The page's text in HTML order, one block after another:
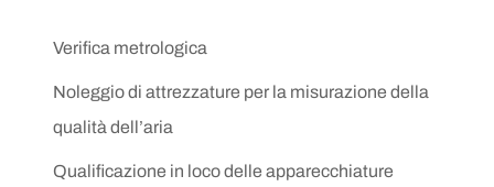
Verifica metrologica
Noleggio di attrezzature per la misurazione della
qualità dell’aria
Qualificazione in loco delle apparecchiature